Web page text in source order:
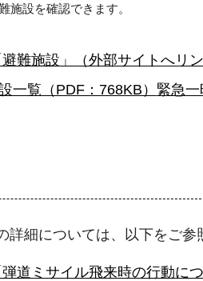
施設を確認できます。
難施設」（外部サイトへリ
一覧（PDF：768KB） 緊急
細については、以下をご参
道ミサイル飛来時の行動に